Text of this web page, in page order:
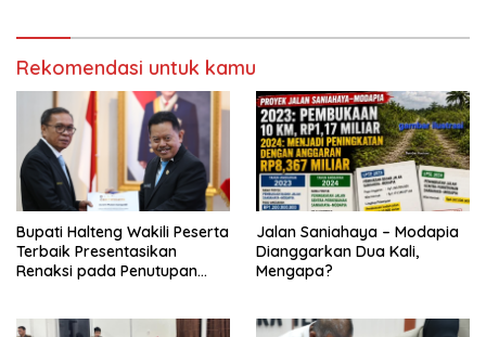
Rekomendasi untuk kamu
Bupati Halteng Wakili Peserta
Terbaik Presentasikan
Renaksi pada Penutupan
Jalan Saniahaya – Modapia
Dianggarkan Dua Kali,
Mengapa?